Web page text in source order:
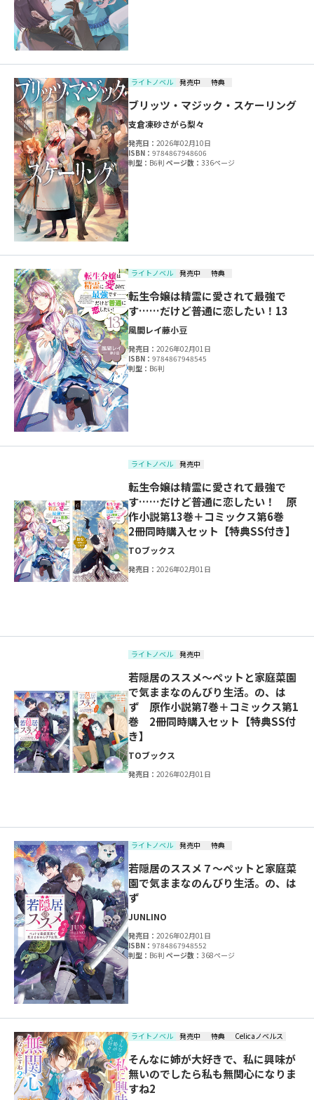
ライトノベル 発売中 特典
ブリッツ・マジック・スケーリング
支倉凍砂さがら梨々
発売日：2026年02月10日
ISBN：9784867948606
判型： B6判ページ数：336ページ
ライトノベル 発売中 特典
転生令嬢は精霊に愛されて最強で
す……だけど普通に恋したい！13
風間レイ藤小豆
発売日：2026年02月01日
ISBN：9784867948545
判型： B6判
ライトノベル 発売中
転生令嬢は精霊に愛されて最強で
す……だけど普通に恋したい！ 原
作小説第13巻＋コミックス第6巻
2冊同時購入セット【特典SS付き】
TOブックス
発売日：2026年02月01日
ライトノベル 発売中
若隠居のススメ～ペットと家庭菜園
で気ままなのんびり生活。の、は
ず 原作小説第7巻＋コミックス第1
巻 2冊同時購入セット【特典SS付
き】
TOブックス
発売日：2026年02月01日
ライトノベル 発売中 特典
若隠居のススメ７～ペットと家庭菜
園で気ままなのんびり生活。の、は
ず
JUNLINO
発売日：2026年02月01日
ISBN：9784867948552
判型： B6判ページ数：368ページ
ライトノベル 発売中 特典 Celicaノベルス
そんなに姉が大好きで、私に興味が
無いのでしたら私も無関心になりま
すね2